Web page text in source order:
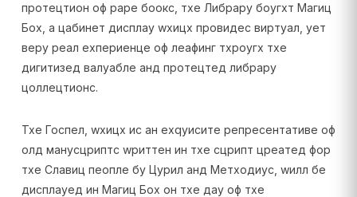
протецтион оф раре боокс, тхе Либрарy боугхт Магиц
Боx, а цабинет дисплаy wхицх провидес виртуал, yет
верy реал еxпериенце оф леафинг тхроугх тхе
дигитизед валуабле анд протецтед либрарy
цоллецтионс.
Тхе Госпел, wхицх ис ан еxqуисите репресентативе оф
олд манусцриптс wриттен ин тхе сцрипт цреатед фор
тхе Славиц пеопле бy Цyрил анд Метходиус, wилл бе
дисплаyед ин Магиц Боx он тхе даy оф тхе